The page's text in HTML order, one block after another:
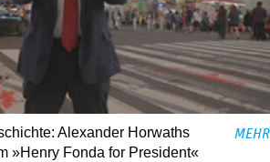
Alexander Horwaths
»Henry Fonda for President«
MEHR